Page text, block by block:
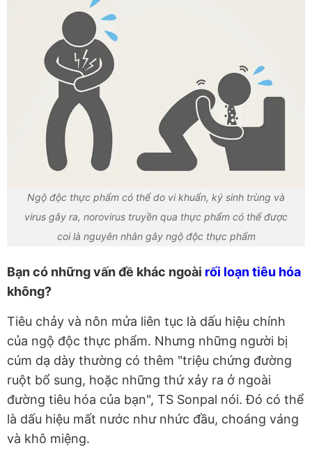
Ngộ độc thực phẩm có thể do vi khuẩn, ký sinh trùng và
virus gây ra, norovirus truyền qua thực phẩm có thể được
coi là nguyên nhân gây ngộ độc thực phẩm
Bạn có những vấn đề khác ngoài rối loạn tiêu hóa
không?
Tiêu chảy và nôn mửa liên tục là dấu hiệu chính
của ngộ độc thực phẩm. Nhưng những người bị
cúm dạ dày thường có thêm "triệu chứng đường
ruột bổ sung, hoặc những thứ xảy ra ở ngoài
đường tiêu hóa của bạn", TS Sonpal nói. Đó có thể
là dấu hiệu mất nước như nhức đầu, choáng váng
và khô miệng.